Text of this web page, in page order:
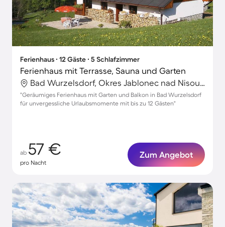
Ferienhaus ∙ 12 Gäste ∙ 5 Schlafzimmer
Ferienhaus mit Terrasse, Sauna und Garten
Bad Wurzelsdorf, Okres Jablonec nad Nisou, Tschechische Republik
"Geräumiges Ferienhaus mit Garten und Balkon in Bad Wurzelsdorf
für unvergessliche Urlaubsmomente mit bis zu 12 Gästen"
ab 57 €
pro Nacht
Zum Angebot